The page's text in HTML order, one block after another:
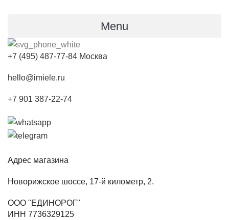
Menu
+7 (495) 487-77-84 Москва
hello@imiele.ru
+7 901 387-22-74
Адрес магазина
Новорижское шоссе, 17-й километр, 2.
ООО "ЕДИНОРОГ"
ИНН 7736329125